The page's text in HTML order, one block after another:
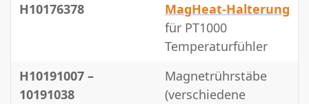
H10176378
MagHeat-Halterung
für PT1000
Temperaturfühler
H10191007 –
10191038
Magnetrührstäbe
(verschiedene